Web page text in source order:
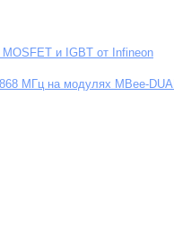
и IGBT от Infineon
МГц на модулях MBee-DUAL